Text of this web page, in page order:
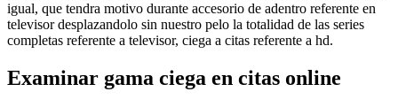
igual, que tendra motivo durante accesorio de adentro referente en
televisor desplazandolo sin nuestro pelo la totalidad de las series
completas referente a televisor, ciega a citas referente a hd.
Examinar gama ciega en citas online